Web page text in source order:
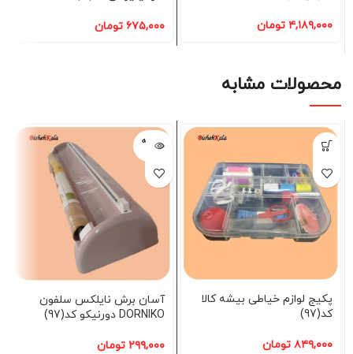
۴,۱۸۹,۰۰۰ تومان ۶۷۵,۰۰۰ تومان
محصولات مشابه
پکیج لوازم خیاطی بیشه کالا
کد(97)
۸۴۹,۰۰۰ تومان
فروخته
شده
آسان برش نایلکس سلفون
DORNIKO دورنیکو کد(97)
۲۹۹,۰۰۰ تومان